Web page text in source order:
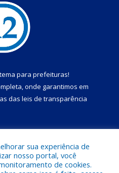
para prefeituras!
onde garantimos em
das leis de transparência
sua experiência de
nosso portal, você
de cookies.